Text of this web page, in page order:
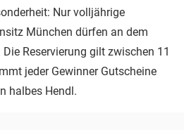
Nur volljährige
München dürfen an dem
Reservierung gilt zwischen 11
jeder Gewinner Gutscheine
halbes Hendl.